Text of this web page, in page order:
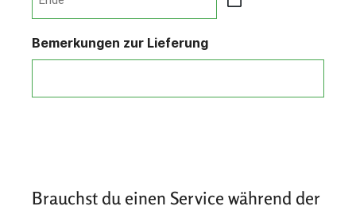
JJJJ
TT
JJJJ
Bemerkungen zur Lieferung
Brauchst du einen Service während der